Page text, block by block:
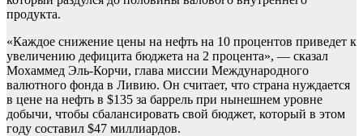
продукта.
«Каждое снижение цены на нефть на 10 процентов приведет к
увеличению дефицита бюджета на 2 процента», — сказал
Мохаммед Эль-Корчи, глава миссии Международного
валютного фонда в Ливию. Он считает, что страна нуждается
в цене на нефть в $135 за баррель при нынешнем уровне
добычи, чтобы сбалансировать свой бюджет, который в этом
году составил $47 миллиардов.